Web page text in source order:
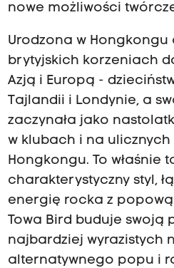
nowe możliwości
Urodzona w
brytyjskich korzeniach
Azją i Europą -
Tajlandii i Londynie, a
zaczynała jako
w klubach i na ulicznych
Hongkongu. To właśnie
charakterystyczny styl,
energię rocka z popową
Towa Bird buduje swoją
najbardziej wyrazistych
alternatywnego popu i